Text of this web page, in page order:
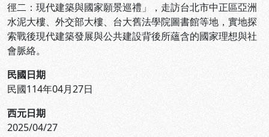
徑二：現代建築與國家願景巡禮」，走訪台北市中正區亞洲
水泥大樓、外交部大樓、台大舊法學院圖書館等地，實地探
索戰後現代建築發展與公共建設背後所蘊含的國家理想與社
會脈絡。
民國日期
民國114年04月27日
西元日期
2025/04/27